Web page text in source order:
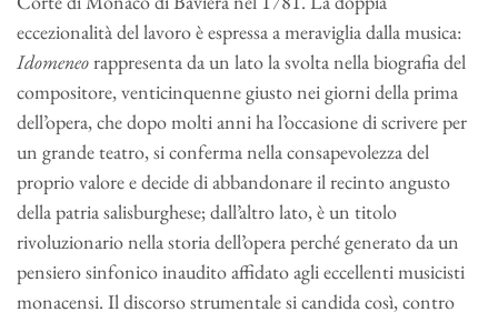
eccezionalità del lavoro è espressa a meraviglia dalla musica:
Idomeneorappresenta da un lato la svolta nella biografia del
compositore, venticinquenne giusto nei giorni della prima
dell’opera, che dopo molti anni ha l’occasione di scrivere per
un grande teatro, si conferma nella consapevolezza del
proprio valore e decide di abbandonare il recinto angusto
della patria salisburghese; dall’altro lato, è un titolo
rivoluzionario nella storia dell’opera perché generato da un
pensiero sinfonico inaudito affidato agli eccellenti musicisti
monacensi. Il discorso strumentale si candida così, contro